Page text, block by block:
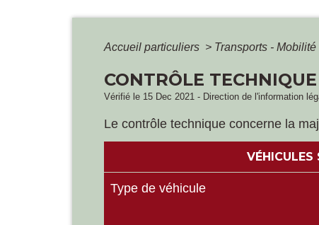
Accueil particuliers > Transports - Mobilité
CONTRÔLE
Vérifié le 15 Dec 2021 - Direction de l'information
Le contrôle technique concerne la
VÉHICULES
Type de véhicule